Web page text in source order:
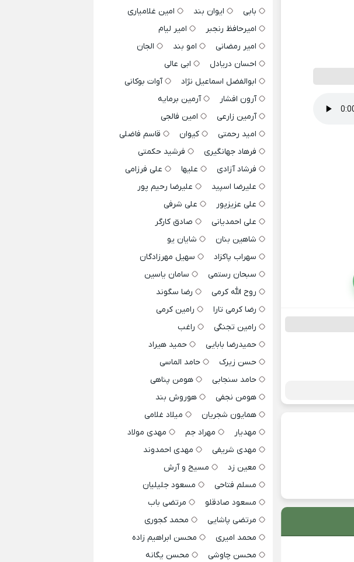
بابی
ایوان بند
امین غلامیاری
امیرحافظ رنجبر
امیر لیام
امیر رمضانی
امو بند
الجان
احسان دریادل
ابی عالی
ابوالفضل اسماعیل نژاد
آوات بوکانی
آرون افشار
آرمین برمایه
آرمین زارعی
امین فالجی
امید رحمتی
کیوان
قاسم فاضلی
فرهاد جهانگیری
فرشید حکمتی
فرشاد آزادی
علیها
علی فرزامی
علیرضا اسپید
علیرضا رحیم پور
علی عزیزپور
علی شرفی
علی احمدیانی
صادق کارگر
شاهین بنان
شایان یو
سهراب پاکزاد
سهیل مهرزادگان
سبحان رستمی
سامان یاسین
روح الله کرمی
رضا سگوند
رضا کرمی تارا
رامین کرمی
رامین تجنگی
راغب
حمیدرضا بابایی
حمید هیراد
حسن زیرک
حامد الماسی
حامد سنجابی
هومن پناهی
هومن نجفی
هوروش بند
همایون شجریان
میلاد غلامی
مهدیار
مهراد جم
مهدی مولاد
مهدی شریفی
مهدی احمدوند
معین زد
مسیح و آرش
مسلم فتاحی
مسعود جلیلیان
مسعود صادقلو
مرتضی باب
مرتضی پاشایی
محمد کجوری
محمد امیری
محسن ابراهیم زاده
محسن چاوشی
محسن یگانه